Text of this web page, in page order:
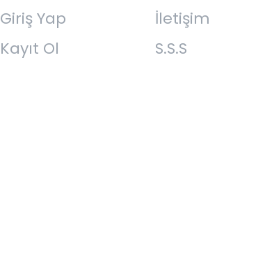
Giriş Yap
Kayıt Ol
İletişim
S.S.S